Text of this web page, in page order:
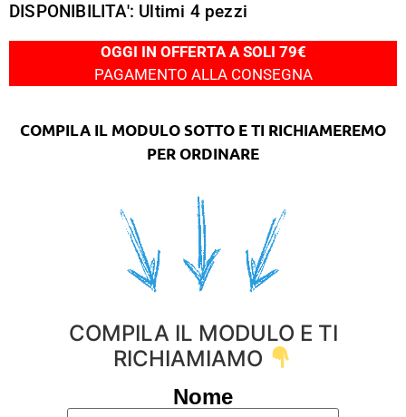
DISPONIBILITA': Ultimi 4 pezzi
OGGI IN OFFERTA A SOLI 79€
PAGAMENTO ALLA CONSEGNA
COMPILA IL MODULO SOTTO E TI RICHIAMEREMO
PER ORDINARE
COMPILA IL MODULO E TI
RICHIAMIAMO
Nome